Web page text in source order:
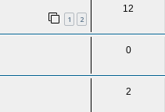
1 2
12
0
2